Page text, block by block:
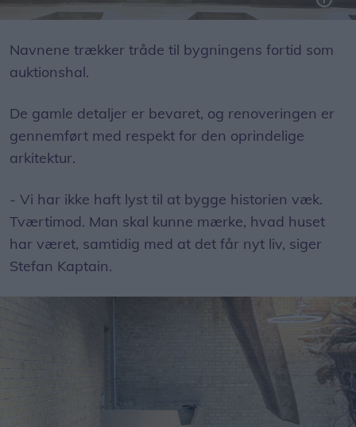
Navnene trækker tråde til bygningens fortid som
auktionshal.
De gamle detaljer er bevaret, og renoveringen er
gennemført med respekt for den oprindelige
arkitektur.
- Vi har ikke haft lyst til at bygge historien væk.
Tværtimod. Man skal kunne mærke, hvad huset
har været, samtidig med at det får nyt liv, siger
Stefan Kaptain.